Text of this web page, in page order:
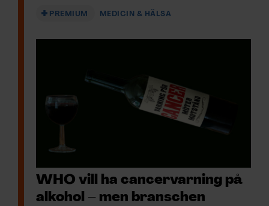
PREMIUM MEDICIN & HÄLSA
WHO vill ha cancer­varning på
alkohol – men branschen